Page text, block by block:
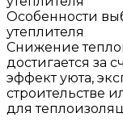
Особенности
утеплителя
Снижение
достигается за
эффект уюта,
строительстве
для